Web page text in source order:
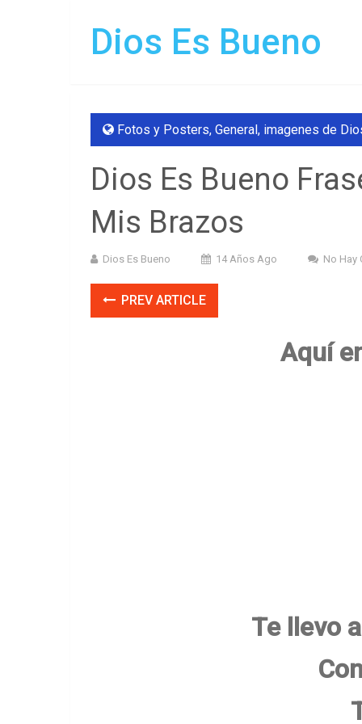
Dios Es Bueno
Fotos y Posters, General, imagenes de
Dios Es Bueno
Mis Brazos
Dios Es Bueno 14 Años Ago No Hay
PREV ARTICLE
Aquí
Te llevo